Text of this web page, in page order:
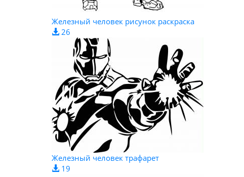
Железный человек рисунок раскраска
26
Железный человек трафарет
19